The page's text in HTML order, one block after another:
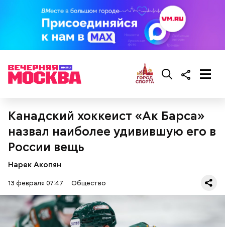
Канадский хоккеист «Ак Барса»
назвал наиболее удивившую его в
России вещь
Нарек Акопян
13 февраля 07:47 Общество